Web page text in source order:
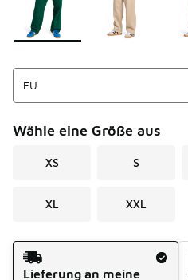
Wähle eine Größe aus
XS S
XL XXL
Versandart
Lieferung an meine